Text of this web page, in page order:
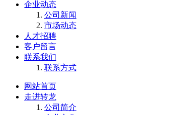
企业动态
公司新闻
市场动态
人才招聘
客户留言
联系我们
联系方式
网站首页
走进转龙
公司简介